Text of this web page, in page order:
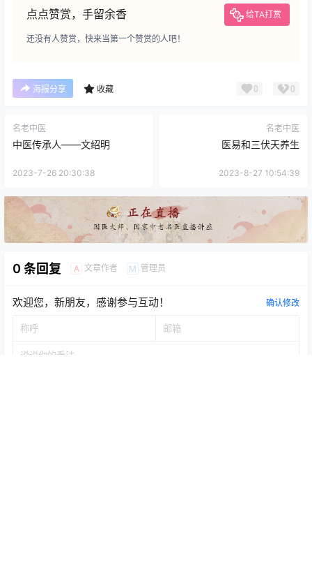
点点赞赏，手留余香 给TA打赏
还没有人赞赏，快来当第一个赞赏的人吧！
海报分享 收藏 0 0
名老中医
中医传承人——文绍明
2023-7-26 20:30:38
名老中医
医易和三伏天养生
2023-8-27 10:54:39
0 条回复 A 文章作者 M 管理员
欢迎您，新朋友，感谢参与互动！ 确认修改